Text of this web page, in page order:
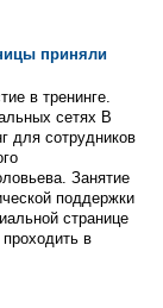
приняли
в тренинге.
сетях В
для сотрудников
Занятие
поддержки
странице
в